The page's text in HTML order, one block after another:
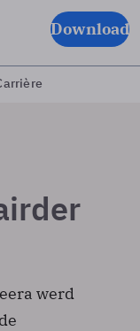
Download
werd